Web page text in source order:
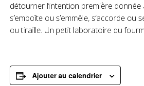
détourner l’intention première donnée
s’emboîte ou s’emmêle, s’accorde ou
ou tiraille. Un petit laboratoire du
Ajouter au calendrier